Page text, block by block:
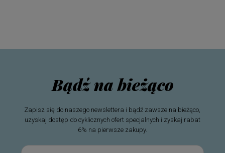
Bądź na bieżąco
Zapisz się do naszego newslettera i bądź zawsze na bieżąco,
uzyskaj dostęp do cyklicznych ofert specjalnych i zyskaj rabat
6% na pierwsze zakupy.